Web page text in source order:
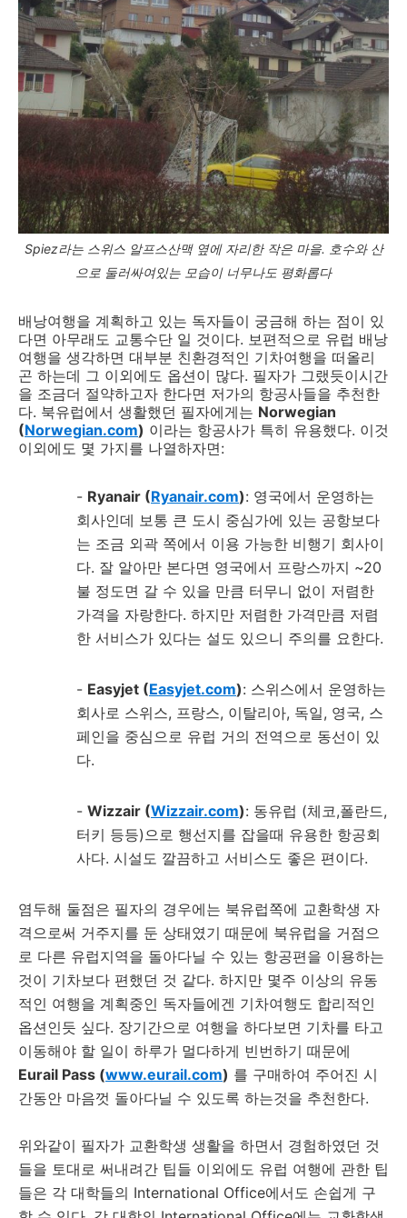
Spiez라는 스위스 알프스산맥 옆에 자리한 작은 마을. 호수와 산
으로 둘러싸여있는 모습이 너무나도 평화롭다
배낭여행을 계획하고 있는 독자들이 궁금해 하는 점이 있
다면 아무래도 교통수단 일 것이다. 보편적으로 유럽 배낭
여행을 생각하면 대부분 친환경적인 기차여행을 떠올리
곤 하는데 그 이외에도 옵션이 많다. 필자가 그랬듯이시간
을 조금더 절약하고자 한다면 저가의 항공사들을 추천한
다. 북유럽에서 생활했던 필자에게는 Norwegian
(Norwegian.com) 이라는 항공사가 특히 유용했다. 이것
이외에도 몇 가지를 나열하자면:
- Ryanair (Ryanair.com): 영국에서 운영하는
회사인데 보통 큰 도시 중심가에 있는 공항보다
는 조금 외곽 쪽에서 이용 가능한 비행기 회사이
다. 잘 알아만 본다면 영국에서 프랑스까지 ~20
불 정도면 갈 수 있을 만큼 터무니 없이 저렴한
가격을 자랑한다. 하지만 저렴한 가격만큼 저렴
한 서비스가 있다는 설도 있으니 주의를 요한다.
- Easyjet (Easyjet.com): 스위스에서 운영하는
회사로 스위스, 프랑스, 이탈리아, 독일, 영국, 스
페인을 중심으로 유럽 거의 전역으로 동선이 있
다.
- Wizzair (Wizzair.com): 동유럽 (체코,폴란드,
터키 등등)으로 행선지를 잡을때 유용한 항공회
사다. 시설도 깔끔하고 서비스도 좋은 편이다.
염두해 둘점은 필자의 경우에는 북유럽쪽에 교환학생 자
격으로써 거주지를 둔 상태였기 때문에 북유럽을 거점으
로 다른 유럽지역을 돌아다닐 수 있는 항공편을 이용하는
것이 기차보다 편했던 것 같다. 하지만 몇주 이상의 유동
적인 여행을 계획중인 독자들에겐 기차여행도 합리적인
옵션인듯 싶다. 장기간으로 여행을 하다보면 기차를 타고
이동해야 할 일이 하루가 멀다하게 빈번하기 때문에
Eurail Pass (www.eurail.com) 를 구매하여 주어진 시
간동안 마음껏 돌아다닐 수 있도록 하는것을 추천한다.
위와같이 필자가 교환학생 생활을 하면서 경험하였던 것
들을 토대로 써내려간 팁들 이외에도 유럽 여행에 관한 팁
들은 각 대학들의 International Office에서도 손쉽게 구